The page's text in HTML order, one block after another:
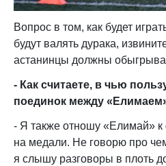
Вопрос в том, как будет
будут валять дурака,
астанинцы должны
- Как считаете, в чью
поединок между
- Я также отношу «Елимай» к
на медали. Не говорю про
я слышу разговоры в плоть